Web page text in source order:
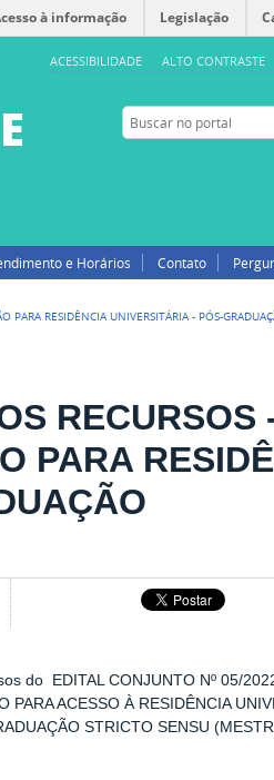
ACESSIBILIDADE ALTO CONTRASTE
à informação Legislação
Buscar no portal
e Horários Contato
PARA RESIDÊNCIA UNIVERSITÁRIA - PÓS-
RECURSOS
PARA
do EDITAL CONJUNTO Nº 05/
PARA ACESSO À RESIDÊNCIA
STRICTO SENSU